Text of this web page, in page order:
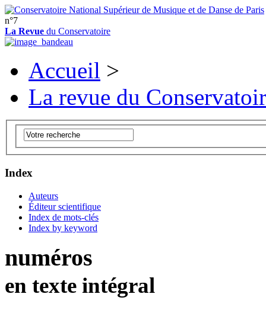
n°7
La Revue du Conservatoire
Accueil >
La revue du
Index
Auteurs
Éditeur scientifique
Index de mots-clés
Index by keyword
numéros
en texte intégral